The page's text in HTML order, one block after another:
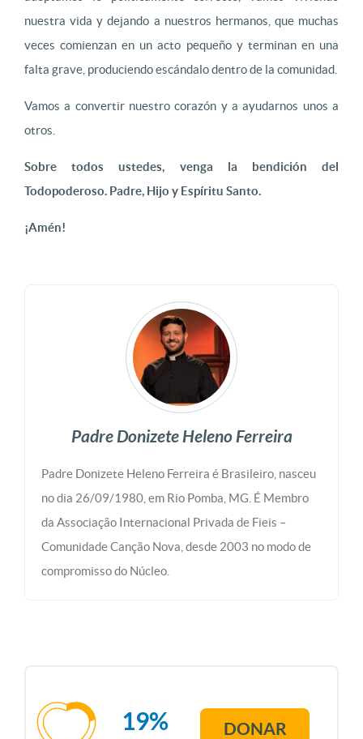
nuestra vida y dejando a nuestros hermanos, que muchas
veces comienzan en un acto pequeño y terminan en una
falta grave, produciendo escándalo dentro de la comunidad.
Vamos a convertir nuestro corazón y a ayudarnos unos a
otros.
Sobre todos ustedes, venga la bendición del
Todopoderoso. Padre, Hijo y Espíritu Santo.
¡Amén!
Padre Donizete Heleno Ferreira
Padre Donizete Heleno Ferreira é Brasileiro, nasceu
no dia 26/09/1980, em Rio Pomba, MG. É Membro
da Associação Internacional Privada de Fieis –
Comunidade Canção Nova, desde 2003 no modo de
compromisso do Núcleo.
19% DONAR